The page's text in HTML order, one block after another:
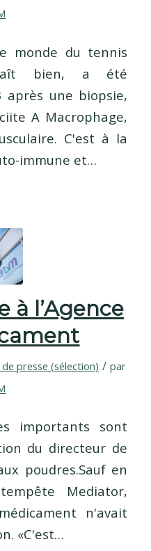
monde du tennis
bien, a été
après une biopsie,
A Macrophage,
C'est à la
immune et…
à l’Agence
presse (sélection) / par
importants sont
du directeur de
poudres.Sauf en
Mediator,
n'avait
«C'est…